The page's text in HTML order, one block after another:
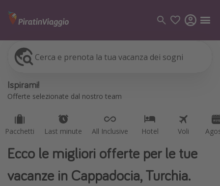
Cerca e prenota la tua vacanza dei sogni
Ispirami!
Offerte selezionate dal nostro team
Pacchetti Last minute All Inclusive Hotel Voli
Pacchetti
Voli
Vacanze
Ecco le migliori offerte per le tue
vacanze in Cappadocia, Turchia.